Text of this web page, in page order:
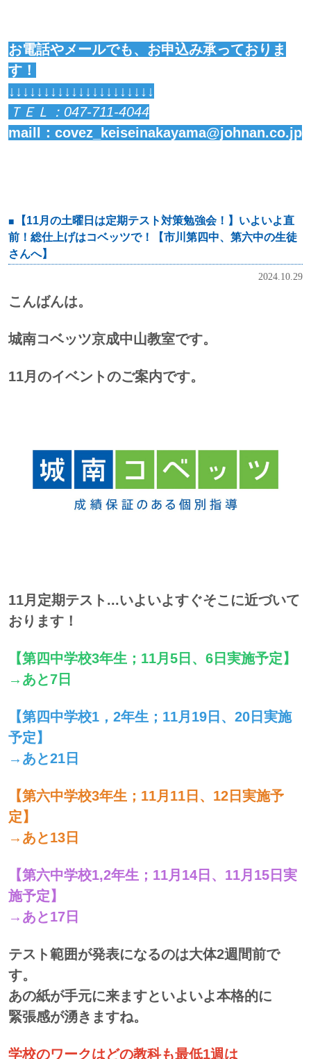
お電話やメールでも、お申込み承っておりま
す！
↓↓↓↓↓↓↓↓↓↓↓↓↓↓↓↓↓↓↓↓↓
ＴＥＬ： 047-711-4044
maill：covez_keiseinakayama@johnan.co.jp
【11月の土曜日は定期テスト対策勉強会！】いよいよ直
前！総仕上げはコベッツで！【市川第四中、第六中の生徒
さんへ】
2024.10.29
こんばんは。
城南コベッツ京成中山教室です。
11月のイベントのご案内です。
11月定期テスト...いよいよすぐそこに近づいて
おります！
【第四中学校3年生；11月5日、6日実施予定】
→あと7日
【第四中学校1，2年生；11月19日、20日実施
予定】
→あと21日
【第六中学校3年生；11月11日、12日実施予
定】
→あと13日
【第六中学校1,2年生；11月14日、11月15日実
施予定】
→あと17日
テスト範囲が発表になるのは大体2週間前で
す。
あの紙が手元に来ますといよいよ本格的に
緊張感が湧きますね。
学校のワークはどの教科も最低1週は